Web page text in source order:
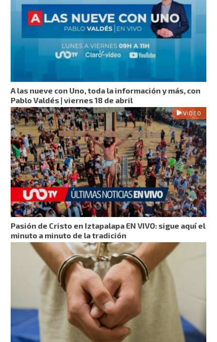
A las nueve con Uno, toda la información y más, con
Pablo Valdés | viernes 18 de abril
VIDEO
Pasión de Cristo en Iztapalapa EN VIVO: sigue aquí el
minuto a minuto de la tradición